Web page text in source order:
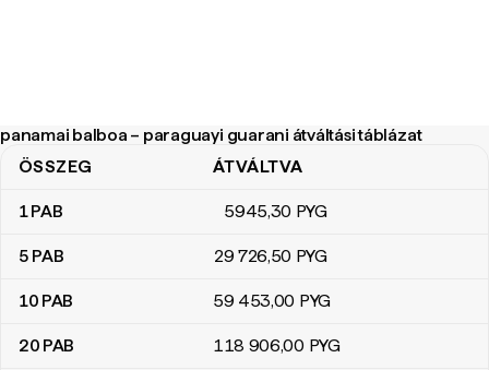
panamai balboa – paraguayi guarani átváltási táblázat
panamai balboa – paraguayi guarani átváltási táblázat
ÖSSZEG ÁTVÁLTVA
1PAB 5945,30 PYG
5 PAB 29 726,50 PYG
10 PAB 59 453,00 PYG
20 PAB 118 906,00 PYG